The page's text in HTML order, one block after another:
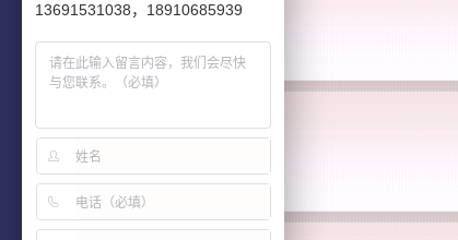
13691531038，18910685939